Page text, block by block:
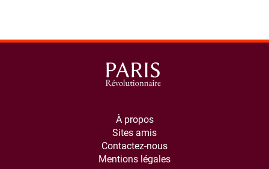
À propos
Sites amis
Contactez-nous
Mentions légales